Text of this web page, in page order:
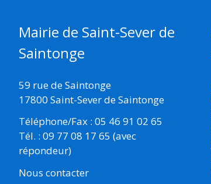
Mairie de Saint-Sever de
Saintonge
59 rue de Saintonge
17800 Saint-Sever de Saintonge
Téléphone/Fax : 05 46 91 02 65
Tél. : 09 77 08 17 65 (avec
répondeur)
Nous contacter